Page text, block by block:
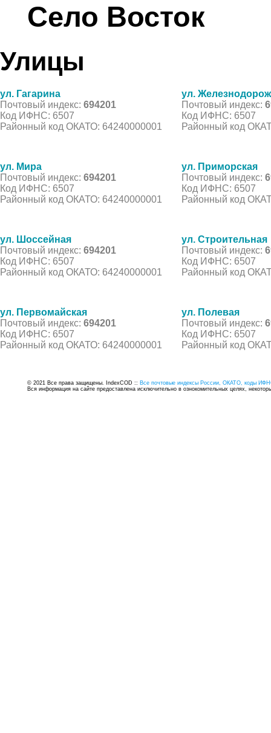
Село Восток
Улицы
ул. Гагарина
Почтовый индекс: 694201
Код ИФНС: 6507
Районный код ОКАТО: 64240000001
ул.
Почтовый индекс:
Код ИФНС: 6507
Районный код
ул. Мира
Почтовый индекс: 694201
Код ИФНС: 6507
Районный код ОКАТО: 64240000001
ул. Приморская
Почтовый индекс:
Код ИФНС: 6507
Районный код
ул. Шоссейная
Почтовый индекс: 694201
Код ИФНС: 6507
Районный код ОКАТО: 64240000001
ул. Строительная
Почтовый индекс:
Код ИФНС: 6507
Районный код
ул. Первомайская
Почтовый индекс: 694201
Код ИФНС: 6507
Районный код ОКАТО: 64240000001
ул. Полевая
Почтовый индекс:
Код ИФНС: 6507
Районный код
© 2021 Все права защищены. IndexCOD :: Все почтовые индексы России, ОКАТО, коды
Вся информация на сайте предоставлена исключительно в ознокомительных целях,